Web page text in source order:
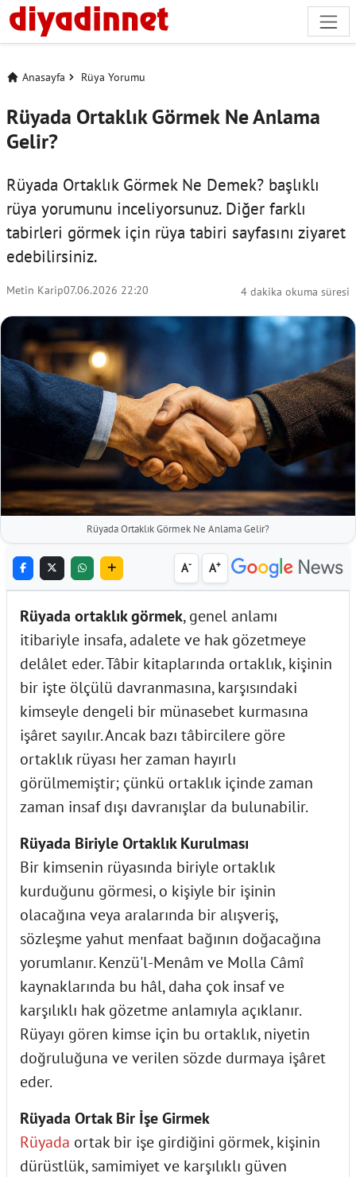
Anasayfa Rüya Yorumu
Rüyada Ortaklık Görmek Ne Anlama
Gelir?
Rüyada Ortaklık Görmek Ne Demek? başlıklı
rüya yorumunu inceliyorsunuz. Diğer farklı
tabirleri görmek için rüya tabiri sayfasını ziyaret
edebilirsiniz.
Metin Karip07.06.2026 22:20 4 dakika okuma süresi
Rüyada Ortaklık Görmek Ne Anlama Gelir?
A- A+
Rüyada ortaklık görmek, genel anlamı
itibariyle insafa, adalete ve hak gözetmeye
delâlet eder. Tâbir kitaplarında ortaklık, kişinin
bir işte ölçülü davranmasına, karşısındaki
kimseyle dengeli bir münasebet kurmasına
işâret sayılır. Ancak bazı tâbircilere göre
ortaklık rüyası her zaman hayırlı
görülmemiştir; çünkü ortaklık içinde zaman
zaman insaf dışı davranışlar da bulunabilir.
Rüyada Biriyle Ortaklık Kurulması
Bir kimsenin rüyasında biriyle ortaklık
kurduğunu görmesi, o kişiyle bir işinin
olacağına veya aralarında bir alışveriş,
sözleşme yahut menfaat bağının doğacağına
yorumlanır. Kenzü'l-Menâm ve Molla Câmî
kaynaklarında bu hâl, daha çok insaf ve
karşılıklı hak gözetme anlamıyla açıklanır.
Rüyayı gören kimse için bu ortaklık, niyetin
doğruluğuna ve verilen sözde durmaya işâret
eder.
Rüyada Ortak Bir İşe Girmek
Rüyada ortak bir işe girdiğini görmek, kişinin
dürüstlük, samimiyet ve karşılıklı güven